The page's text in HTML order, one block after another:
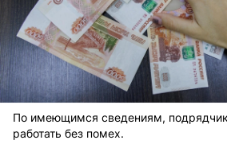
По имеющимся сведениям,
работать без помех.